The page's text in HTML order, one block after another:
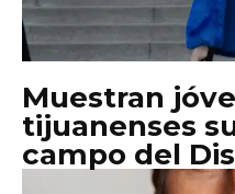
Muestran
tijuanenses
campo del